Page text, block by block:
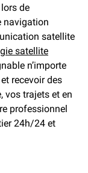
de
navigation
satellite
satellite
n’importe
recevoir des
vos trajets et en
professionnel
24h/24 et